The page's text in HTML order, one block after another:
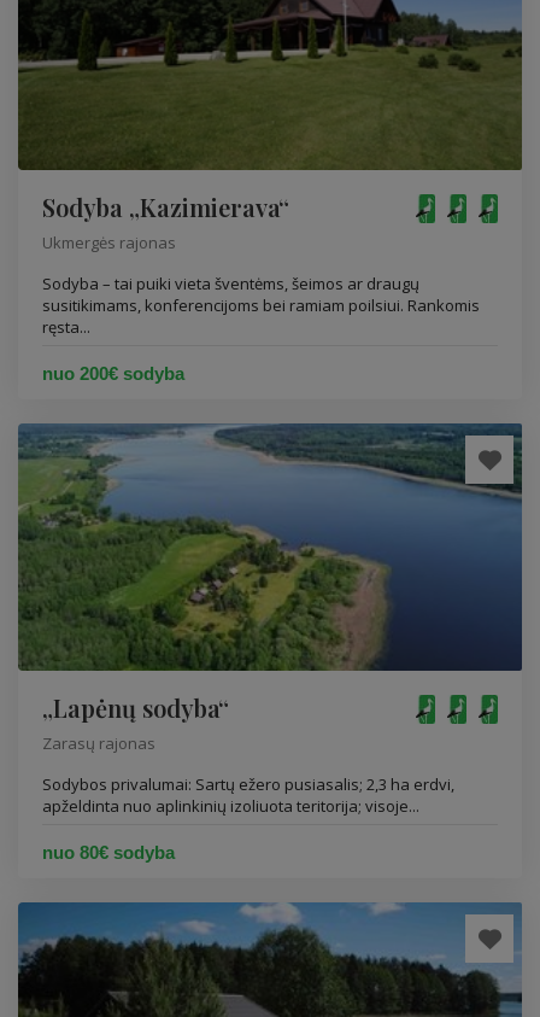
Sodyba „Kazimierava“
Ukmergės rajonas
Sodyba – tai puiki vieta šventėms, šeimos ar draugų
susitikimams, konferencijoms bei ramiam poilsiui. Rankomis
ręsta...
nuo 200€ sodyba
„Lapėnų sodyba“
Zarasų rajonas
Sodybos privalumai: Sartų ežero pusiasalis; 2,3 ha erdvi,
apželdinta nuo aplinkinių izoliuota teritorija; visoje...
nuo 80€ sodyba